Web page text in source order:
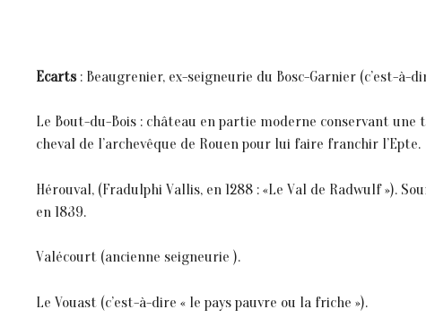
Ecarts: Beaugrenier, ex-seigneurie du Bosc-Garnier (c’est-à-
Le Bout-du-Bois : château en partie moderne conservant
cheval de l’archevêque de Rouen pour lui faire franchir l’Epte.
Hérouval, (Fradulphi Vallis, en 1288 : «Le Val de Radwulf »).
en 1839.
Valécourt (ancienne seigneurie ).
Le Vouast (c’est-à-dire « le pays pauvre ou la friche »).